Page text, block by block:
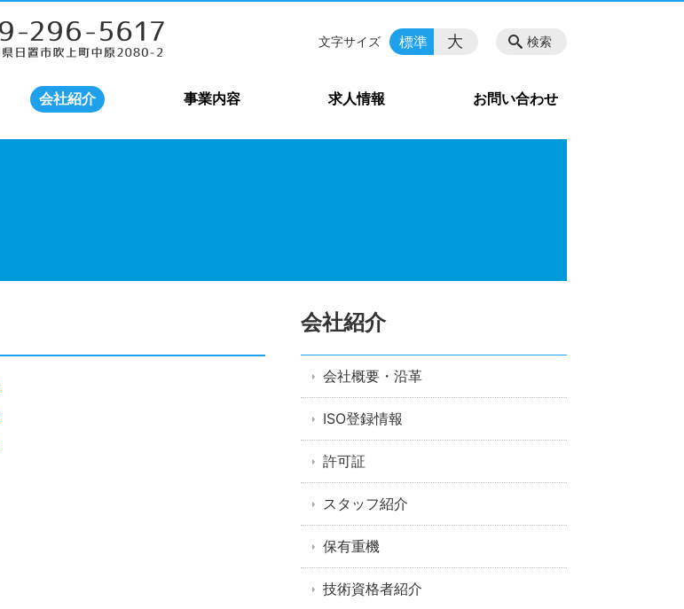
会社紹介 事業内容 求人情報 お問い合わせ
検索
文字サイズ 標準 大
会社紹介
会社概要・沿革
ISO登録情報
許可証
スタッフ紹介
保有重機
技術資格者紹介